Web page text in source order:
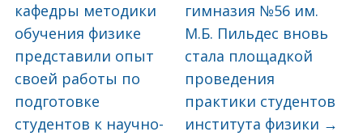
кафедры методики
обучения физике
представили опыт
своей работы по
подготовке
студентов к научно-
гимназия №56 им.
М.Б. Пильдес вновь
стала площадкой
проведения
практики студентов
института физики →